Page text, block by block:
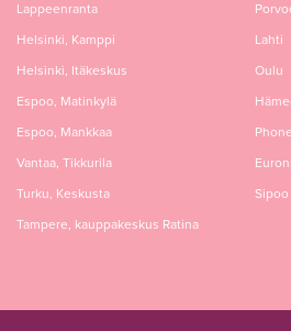
Lappeenranta
Helsinki, Kamppi
Helsinki, Itäkeskus
Espoo, Matinkylä
Espoo, Mankkaa
Vantaa, Tikkurila
Turku, Keskusta
Tampere, kauppakeskus Ratina
Lahti
Oulu